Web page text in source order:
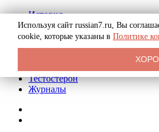
История
Биография
Криминал
Реклама на сайте
Тестостерон
Журналы
Используя сайт russian7.ru, Вы
cookie, которые указаны в Политике